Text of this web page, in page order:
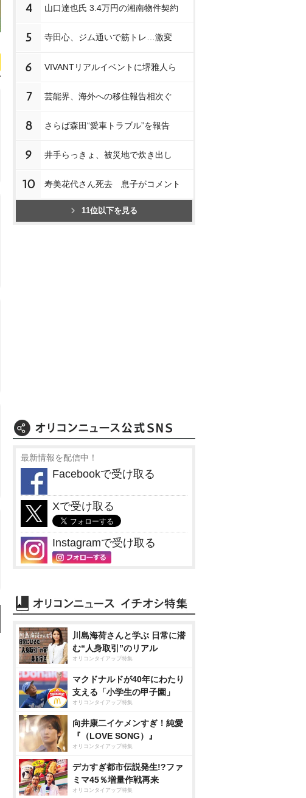
4 山口達也氏 3.4万円の湘南物件契約
5 寺田心、ジム通いで筋トレ…激変
6 VIVANTリアルイベントに堺雅人ら
7 芸能界、海外への移住報告相次ぐ
8 さらば森田“愛車トラブル”を報告
9 井手らっきょ、被災地で炊き出し
10 寿美花代さん死去 息子がコメント
11位以下を見る
最新情報を配信中！
Facebookで受け取る
Xで受け取る
Instagramで受け取る
川島海荷さんと学ぶ 日常に潜
む“人身取引”のリアル
オリコンタイアップ特集
マクドナルドが40年にわたり
支える「小学生の甲子園」
オリコンタイアップ特集
向井康二イケメンすぎ！純愛
『（LOVE SONG）』
オリコンタイアップ特集
デカすぎ都市伝説発生!?ファ
ミマ45％増量作戦再来
オリコンタイアップ特集